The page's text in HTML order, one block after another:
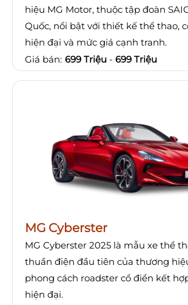
hiệu MG Motor, thuộc tập đoàn
Quốc, nổi bật với thiết kế thể thao,
hiện đại và mức giá cạnh tranh.
Giá bán: 699 Triệu - 699 Triệu
MG Cyberster
MG Cyberster 2025 là mẫu xe thể
thuần điện đầu tiên của thương
phong cách roadster cổ điển kết
hiện đại.